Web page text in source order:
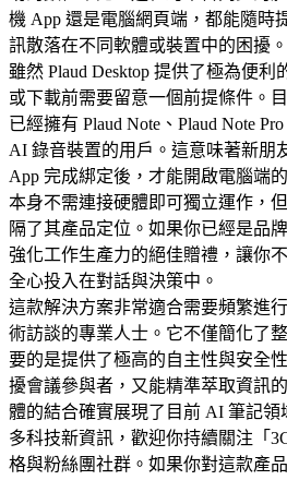
機 App 還是電腦網頁端，都能隨時
訊散落在不同軟體或裝置中的困擾。
雖然 Plaud Desktop 提供了極為便
或下載前需要留意一個前提條件。
已經擁有 Plaud Note、Plaud Note
AI 錄音裝置的用戶。這意味著新朋
App 完成綁定後，才能開啟電腦端
本身不需連接硬體即可獨立運作，
隔了其產品定位。如果你已經是品
強化工作生產力的絕佳贈禮，讓你
全心投入在對話與決策中。
這款解決方案非常適合需要頻繁進
術訪談的專業人士。它不僅簡化了
要的是提供了極高的自主性與安全
擾會議參與者，又能精準萃取資訊
體的結合確實展現了目前 AI 筆記領
多科技新資訊，歡迎你持續關注「
格與粉絲團社群。如果你對這款產